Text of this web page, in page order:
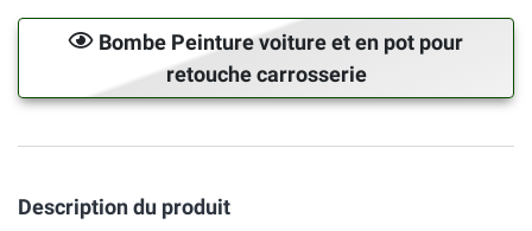
Bombe Peinture voiture et en pot pour
retouche carrosserie
Description du produit